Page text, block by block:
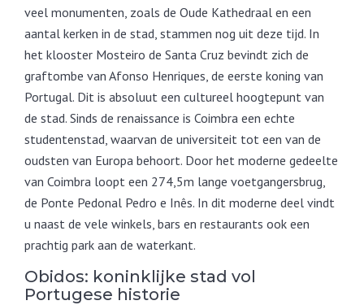
veel monumenten, zoals de Oude Kathedraal en een
aantal kerken in de stad, stammen nog uit deze tijd. In
het klooster Mosteiro de Santa Cruz bevindt zich de
graftombe van Afonso Henriques, de eerste koning van
Portugal. Dit is absoluut een cultureel hoogtepunt van
de stad. Sinds de renaissance is Coimbra een echte
studentenstad, waarvan de universiteit tot een van de
oudsten van Europa behoort. Door het moderne gedeelte
van Coimbra loopt een 274,5m lange voetgangersbrug,
de Ponte Pedonal Pedro e Inês. In dit moderne deel vindt
u naast de vele winkels, bars en restaurants ook een
prachtig park aan de waterkant.
Obidos: koninklijke stad vol
Portugese historie